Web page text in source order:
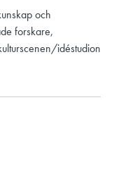
och
forskare,
idéstudion